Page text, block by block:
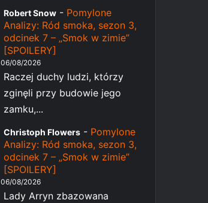
Robert Snow - Pomylone
Analizy: Ród smoka, sezon 3,
odcinek 7 – „Smok w zimie”
[SPOILERY]
06/08/2026
Raczej duchy ludzi, którzy
zginęli przy budowie jego
zamku,...
Christoph Flowers - Pomylone
Analizy: Ród smoka, sezon 3,
odcinek 7 – „Smok w zimie”
[SPOILERY]
06/08/2026
Lady Arryn zbazowana